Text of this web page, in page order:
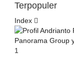
Terpopuler
Index
1